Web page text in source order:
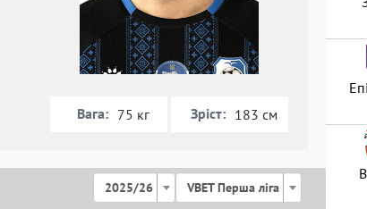
Вага: 75 кг Зріст: 183 см
2025/26 VBET Перша ліга